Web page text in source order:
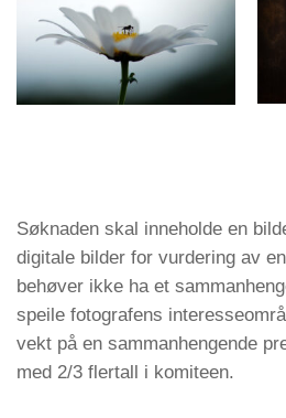
Søknaden skal inneholde en
digitale bilder for vurdering av
behøver ikke ha et
speile fotografens
vekt på en sammanhengende
med 2/3 flertall i komiteen.